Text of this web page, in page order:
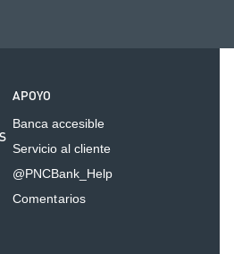
APOYO
Banca accesible
Servicio al cliente
@PNCBank_Help
Comentarios